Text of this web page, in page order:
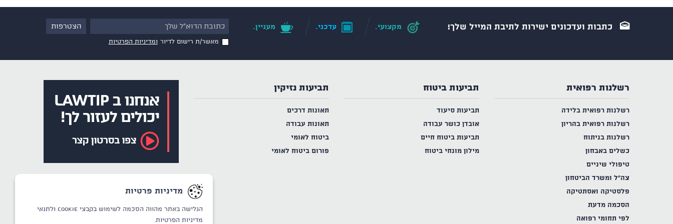
כתבות ועדכונים ישירות לתיבת המייל שלך! מקצועי. עדכני. מעניין.
מאשר/ת רישום לדיור ומדיניות הפרטיות
רשלנות רפואית
רשלנות רפואית בלידה
רשלנות רפואית בהריון
רשלנות בניתוח
כשלים באבחון
טיפולי שיניים
צה"ל ומשרד הביטחון
פלסטיקה ואסתטיקה
הסכמה מדעת
לפי תחומי רפואה
תביעות ביטוח
תביעות סיעוד
אובדן כושר עבודה
תביעות ביטוח חיים
מילון מונחי ביטוח
תביעות נזיקין
תאונות דרכים
תאונות עבודה
ביטוח לאומי
פורום ביטוח לאומי
מדיניות פרטיות
הגלישה באתר מהווה הסכמה לשימוש בקבצי Cookie
ולתנאי
מדיניות הפרטיות.